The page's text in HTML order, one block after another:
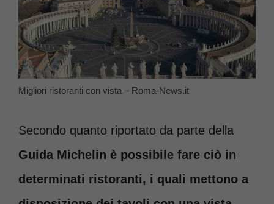
Migliori ristoranti con vista – Roma-News.it
Secondo quanto riportato da parte della
Guida Michelin è possibile fare ciò in
determinati ristoranti, i quali mettono a